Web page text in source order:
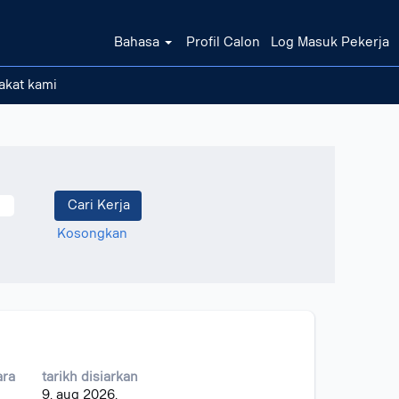
Bahasa Profil Calon Log Masuk Pekerja
kami
Kosongkan
tarikh disiarkan
9. aug 2026.